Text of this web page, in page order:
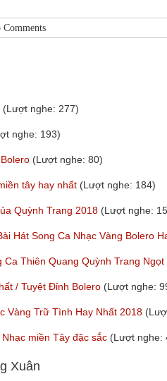
Comments
(Lượt nghe: 277)
nghe: 193)
(Lượt nghe: 80)
tây hay nhất (Lượt nghe: 184)
Quỳnh Trang 2018 (Lượt nghe:
Hát Song Ca Nhạc Vàng Bolero
Thiên Quang Quỳnh Trang Ngọt
/ Tuyệt Đỉnh Bolero (Lượt nghe:
Vàng Trữ Tình Hay Nhất 2018
miền Tây đặc sắc (Lượt nghe:
Xuân